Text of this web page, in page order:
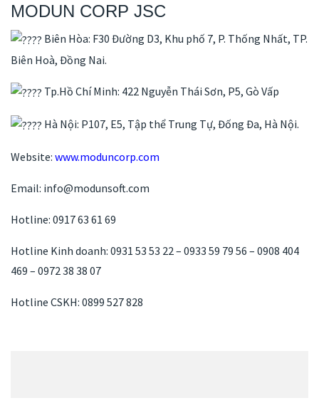
MODUN CORP JSC
Biên Hòa: F30 Đường D3, Khu phố 7, P. Thống Nhất, TP.
Biên Hoà, Đồng Nai.
Tp.Hồ Chí Minh: 422 Nguyễn Thái Sơn, P5, Gò Vấp
Hà Nội: P107, E5, Tập thể Trung Tự, Đống Đa, Hà Nội.
Website: www.moduncorp.com
Email: info@modunsoft.com
Hotline: 0917 63 61 69
Hotline Kinh doanh: 0931 53 53 22 – 0933 59 79 56 – 0908 404
469 – 0972 38 38 07
Hotline CSKH: 0899 527 828